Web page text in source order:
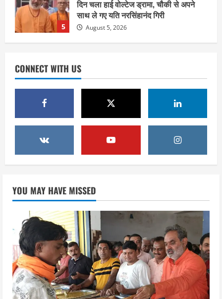
5
दिन चला हाई वोल्टेज ड्रामा, चौकी से अपने
साथ ले गए यति नरसिंहानंद गिरी
August 5, 2026
1
शिवभक्त कांवड़ियों को भोजन प्रसाद वितरित
कर की सेवा, कांवड़ियों की सेवा के लिए सभी
सामर्थ्यवान आमजन आएं आगे : स्वामी
यतिश्वरानन्द
2
हरिद्वार के नेताओं को कांग्रेस प्रदेश
August 7, 2026
3
2036 ओलंपिक का सपना लेकर निकलेगी
कांवड़ यात्रा, संतों ने दिया विजयी भव का
आशीर्वाद
August 6, 2026
4
उत्तराखंड
एसआईआर के तहत जारी किए जा रहे नोटिसों
पर कांग्रेस ने जतायी आपत्ति, मतदाताओं को
परेशान करने का लगाया आरोप
August 6, 2026
CONNECT WITH US
YOU MAY HAVE MISSED